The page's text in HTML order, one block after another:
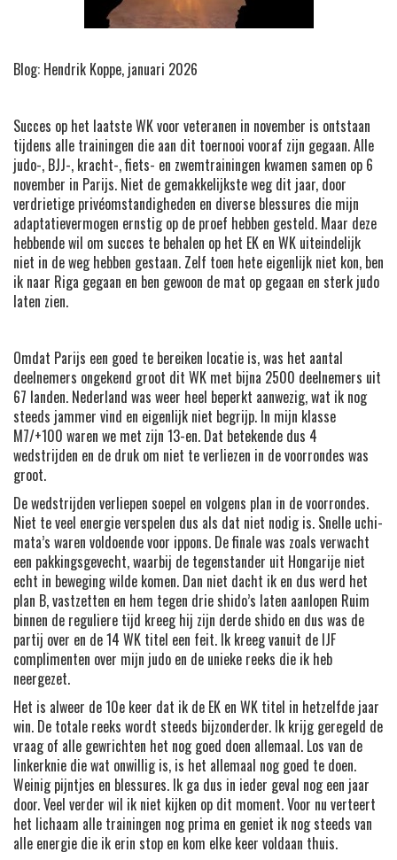
Blog: Hendrik Koppe, januari 2026
Succes op het laatste WK voor veteranen in november is ontstaan
tijdens alle trainingen die aan dit toernooi vooraf zijn gegaan. Alle
judo-, BJJ-, kracht-, fiets- en zwemtrainingen kwamen samen op 6
november in Parijs. Niet de gemakkelijkste weg dit jaar, door
verdrietige privéomstandigheden en diverse blessures die mijn
adaptatievermogen ernstig op de proef hebben gesteld. Maar deze
hebbende wil om succes te behalen op het EK en WK uiteindelijk
niet in de weg hebben gestaan. Zelf toen hete eigenlijk niet kon, ben
ik naar Riga gegaan en ben gewoon de mat op gegaan en sterk judo
laten zien.
Omdat Parijs een goed te bereiken locatie is, was het aantal
deelnemers ongekend groot dit WK met bijna 2500 deelnemers uit
67 landen. Nederland was weer heel beperkt aanwezig, wat ik nog
steeds jammer vind en eigenlijk niet begrijp. In mijn klasse
M7/+100 waren we met zijn 13-en. Dat betekende dus 4
wedstrijden en de druk om niet te verliezen in de voorrondes was
groot.
De wedstrijden verliepen soepel en volgens plan in de voorrondes.
Niet te veel energie verspelen dus als dat niet nodig is. Snelle uchi-
mata’s waren voldoende voor ippons. De finale was zoals verwacht
een pakkingsgevecht, waarbij de tegenstander uit Hongarije niet
echt in beweging wilde komen. Dan niet dacht ik en dus werd het
plan B, vastzetten en hem tegen drie shido’s laten aanlopen Ruim
binnen de reguliere tijd kreeg hij zijn derde shido en dus was de
partij over en de 14 WK titel een feit. Ik kreeg vanuit de IJF
complimenten over mijn judo en de unieke reeks die ik heb
neergezet.
Het is alweer de 10e keer dat ik de EK en WK titel in hetzelfde jaar
win. De totale reeks wordt steeds bijzonderder. Ik krijg geregeld de
vraag of alle gewrichten het nog goed doen allemaal. Los van de
linkerknie die wat onwillig is, is het allemaal nog goed te doen.
Weinig pijntjes en blessures. Ik ga dus in ieder geval nog een jaar
door. Veel verder wil ik niet kijken op dit moment. Voor nu verteert
het lichaam alle trainingen nog prima en geniet ik nog steeds van
alle energie die ik erin stop en kom elke keer voldaan thuis.